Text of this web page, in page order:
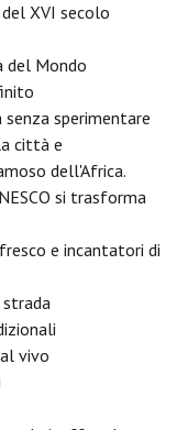
XVI secolo
del Mondo
sperimentare
città e
dell'Africa.
si trasforma
e incantatori di
vivo